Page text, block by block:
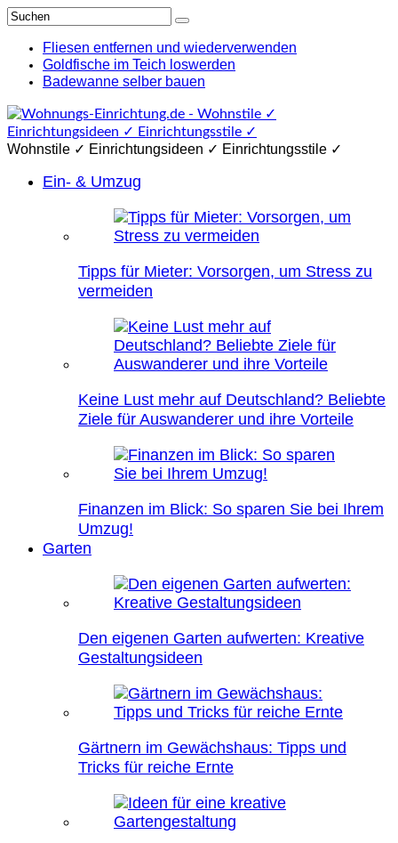
Fliesen entfernen und wiederverwenden
Goldfische im Teich loswerden
Badewanne selber bauen
Wohnstile ✓ Einrichtungsideen ✓ Einrichtungsstile ✓
Ein- & Umzug
Tipps für Mieter: Vorsorgen, um Stress zu
vermeiden
Keine Lust mehr auf Deutschland? Beliebte
Ziele für Auswanderer und ihre Vorteile
Finanzen im Blick: So sparen Sie bei Ihrem
Umzug!
Garten
Den eigenen Garten aufwerten: Kreative
Gestaltungsideen
Gärtnern im Gewächshaus: Tipps und
Tricks für reiche Ernte